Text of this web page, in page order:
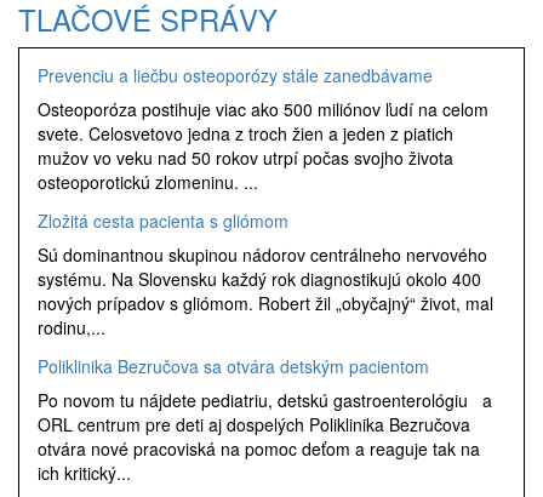
TLAČOVÉ SPRÁVY
Prevenciu a liečbu osteoporózy stále zanedbávame
Osteoporóza postihuje viac ako 500 miliónov ľudí na celom
svete. Celosvetovo jedna z troch žien a jeden z piatich
mužov vo veku nad 50 rokov utrpí počas svojho života
osteoporotickú zlomeninu. ...
Zložitá cesta pacienta s gliómom
Sú dominantnou skupinou nádorov centrálneho nervového
systému. Na Slovensku každý rok diagnostikujú okolo 400
nových prípadov s gliómom. Robert žil „obyčajný“ život, mal
rodinu,...
Poliklinika Bezručova sa otvára detským pacientom
Po novom tu nájdete pediatriu, detskú gastroenterológiu a
ORL centrum pre deti aj dospelých Poliklinika Bezručova
otvára nové pracoviská na pomoc deťom a reaguje tak na
ich kritický...